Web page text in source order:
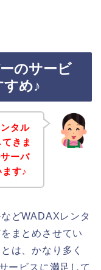
のサービ
め♪
タル
きま
ーバ
す♪
どWADAXレンタ
まとめさせてい
は、かなり多く
ービスに満足して